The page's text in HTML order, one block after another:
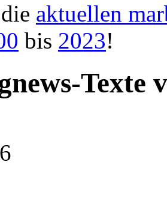
aktuellen
bis 2023!
Texte